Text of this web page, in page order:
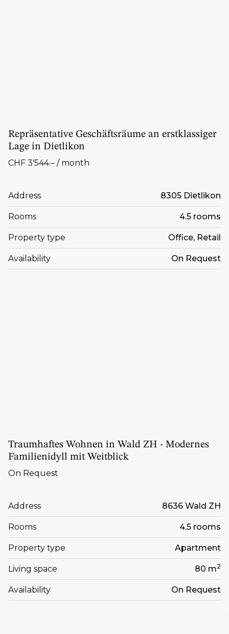
Repräsentative Geschäftsräume an erstklassiger
Lage in Dietlikon
CHF 3'544.– / month
Address 8305 Dietlikon
Rooms 4.5 rooms
Property type Office, Retail
Availability On Request
Traumhaftes Wohnen in Wald ZH - Modernes
Familienidyll mit Weitblick
On Request
Address 8636 Wald ZH
Rooms 4.5 rooms
Property type Apartment
Living space 80 m2
Availability On Request